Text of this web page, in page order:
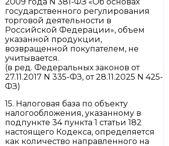
государственного регулирования
торговой деятельности в
Российской Федерации», объем
указанной продукции,
возвращенной покупателем, не
учитывается.
(в ред. Федеральных законов от
27.11.2017 N 335-ФЗ, от 28.11.2025 N 425-
ФЗ)
15. Налоговая база по объекту
налогообложения, указанному в
подпункте 34 пункта 1 статьи 182
настоящего Кодекса, определяется
как количество направленного на